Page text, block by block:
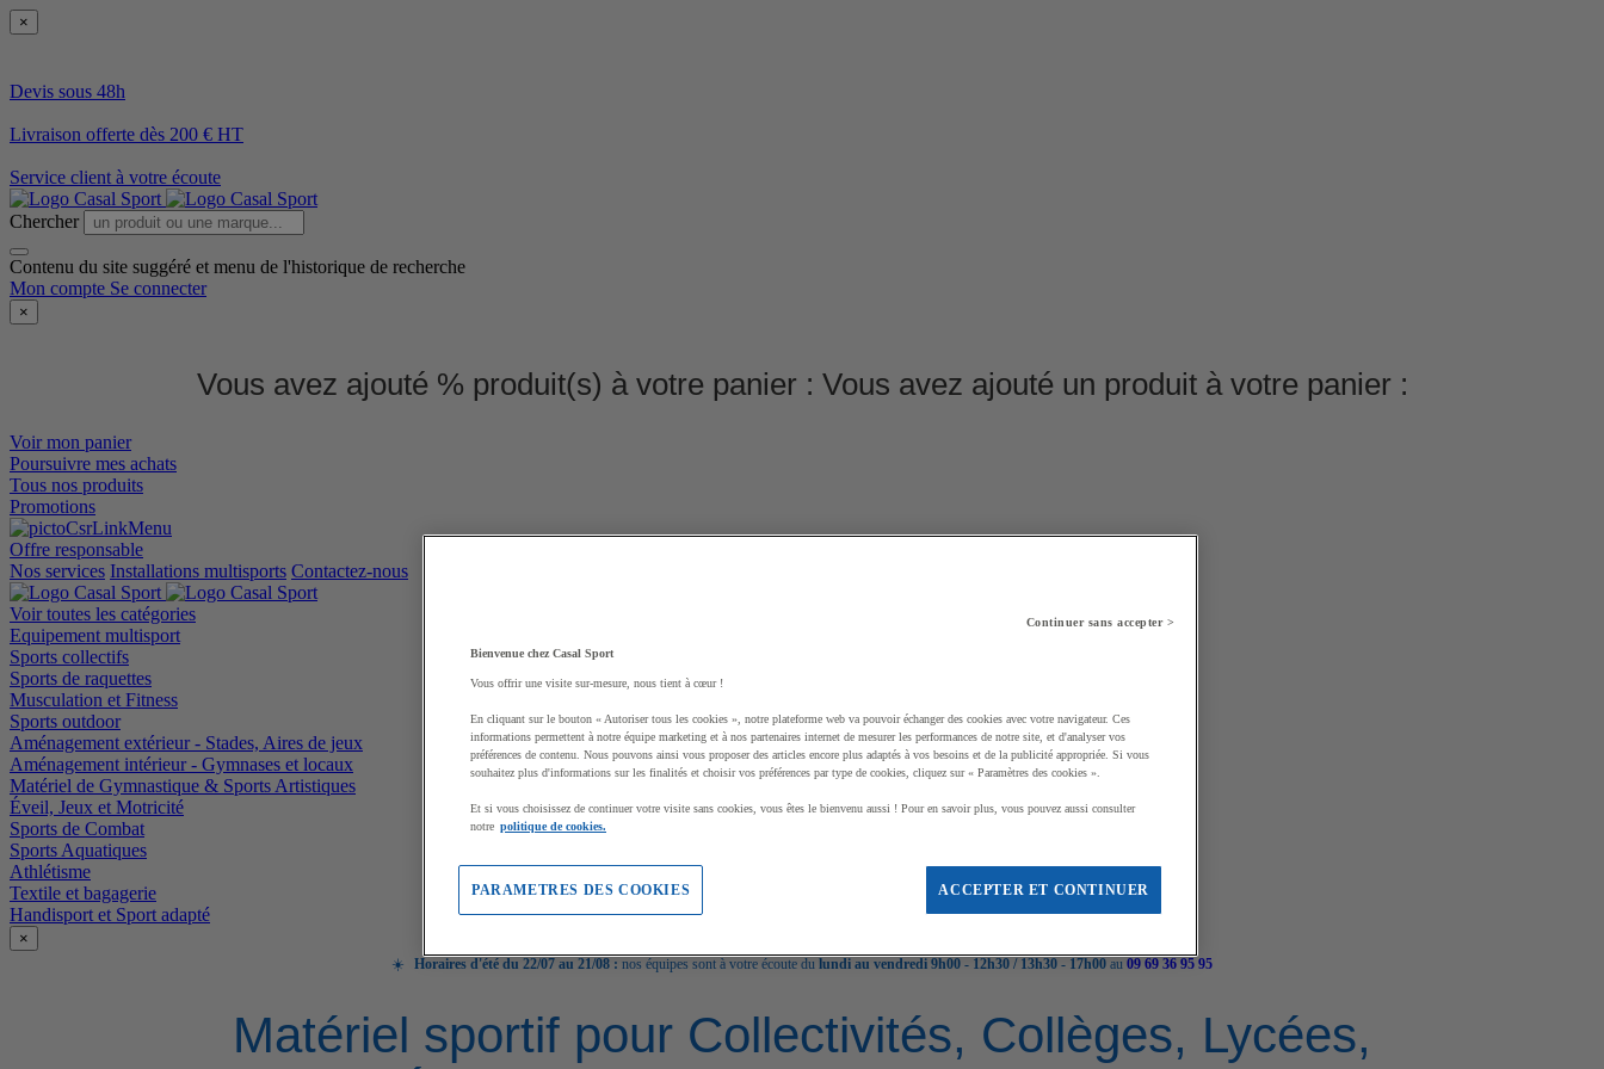
×
Devis sous 48h
Livraison offerte dès 200 € HT
Service client à votre écoute
Chercher
Contenu du site suggéré et menu de l'historique de recherche
Mon compte Se connecter
×
Vous avez ajouté % produit(s) à votre panier : Vous avez ajouté un produit à votre panier :
Voir mon panier
Poursuivre mes achats
Tous nos produits
Promotions
Offre responsable
Nos services Installations multisports Contactez-nous
Voir toutes les catégories
Equipement multisport
Sports collectifs
Sports de raquettes
Musculation et Fitness
Sports outdoor
Aménagement extérieur - Stades, Aires de jeux
Aménagement intérieur - Gymnases et locaux
Matériel de Gymnastique & Sports Artistiques
Éveil, Jeux et Motricité
Sports de Combat
Sports Aquatiques
Athlétisme
Textile et bagagerie
Handisport et Sport adapté
×
☀️ Horaires d'été du 22/07 au 21/08 : nos équipes sont à votre écoute du lundi au vendredi 9h00 - 12h30 / 13h30 - 17h00 au 09 69 36 95 95
Matériel sportif pour Collectivités, Collèges, Lycées,
Continuer sans accepter >
Bienvenue chez Casal Sport
Vous offrir une visite sur-mesure, nous tient à cœur !
En cliquant sur le bouton « Autoriser tous les cookies », notre plateforme web va pouvoir échanger des cookies avec votre navigateur. Ces
informations permettent à notre équipe marketing et à nos partenaires internet de mesurer les performances de notre site, et d'analyser vos
préférences de contenu. Nous pouvons ainsi vous proposer des articles encore plus adaptés à vos besoins et de la publicité appropriée. Si vous
souhaitez plus d'informations sur les finalités et choisir vos préférences par type de cookies, cliquez sur « Paramètres des cookies ».
Et si vous choisissez de continuer votre visite sans cookies, vous êtes le bienvenu aussi ! Pour en savoir plus, vous pouvez aussi consulter
notre politique de cookies.
ACCEPTER ET CONTINUER
PARAMETRES DES COOKIES